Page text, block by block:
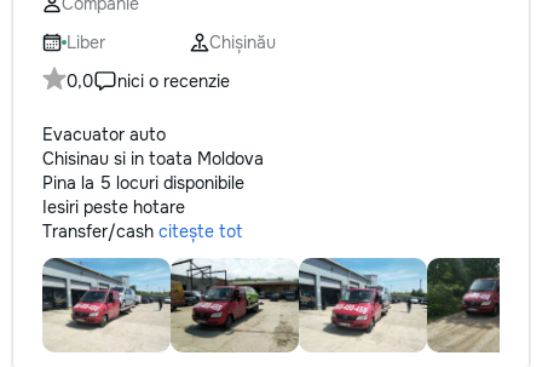
Liber
Chișinău
0,0
nici o recenzie
Evacuator auto
Chisinau si in toata Moldova
Pina la 5 locuri disponibile
Iesiri peste hotare
Transfer/cash citește tot